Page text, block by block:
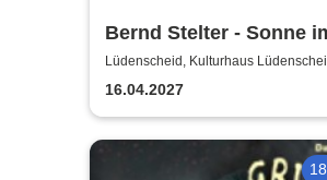
Bernd Stelter - Sonne
Herzen, Blödsinn im
Lüdenscheid, Kulturhaus
16.04.2027